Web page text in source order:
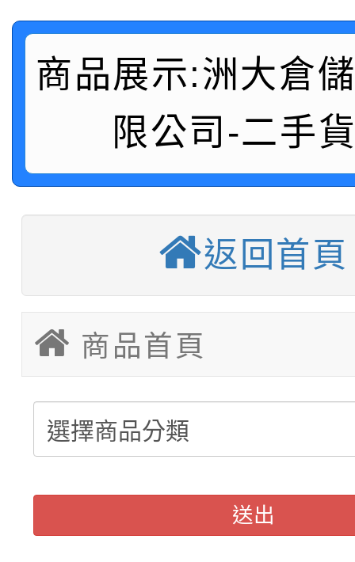
懸臂式料架販售(低中
駛入式料架販售可依需
積層架販售(平台式料
中型料架販售
重型架販售可客製化
重型架租賃服務
塑膠棧板販售
移動櫃販售可依需求訂
後推式料架販售可依需
懸臂式料架販售(低中
駛入式料架販售可依需
商品展示:洲大倉
限公司-二手
返回首頁
商品首頁
送出